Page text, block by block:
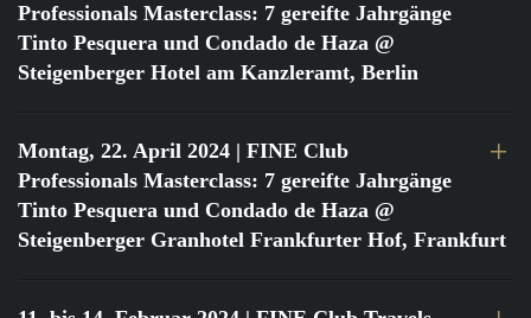
Professionals Masterclass: 7 gereifte Jahrgänge
Tinto Pesquera und Condado de Haza @
Steigenberger Hotel am Kanzleramt, Berlin
Montag, 22. April 2024 | FINE Club
Professionals Masterclass: 7 gereifte Jahrgänge
Tinto Pesquera und Condado de Haza @
Steigenberger Granhotel Frankfurter Hof, Frankfurt